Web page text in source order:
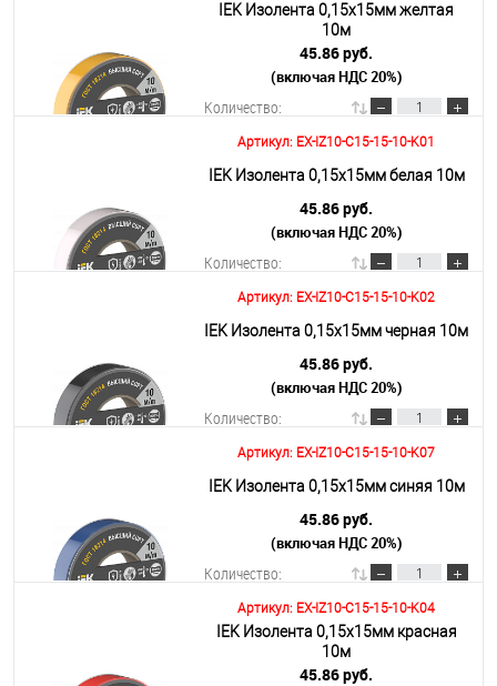
В корзину
Подробнее
IEK Изолента 0,15х15мм желтая
10м
45.86 руб.
(включая НДС 20%)
Количество:
В корзину
Подробнее
Артикул: EX-IZ10-C15-15-10-K01
IEK Изолента 0,15х15мм белая 10м
45.86 руб.
(включая НДС 20%)
Количество:
В корзину
Подробнее
Артикул: EX-IZ10-C15-15-10-K02
IEK Изолента 0,15х15мм черная 10м
45.86 руб.
(включая НДС 20%)
Количество:
В корзину
Подробнее
Артикул: EX-IZ10-C15-15-10-K07
IEK Изолента 0,15х15мм синяя 10м
45.86 руб.
(включая НДС 20%)
Количество:
В корзину
Артикул: EX-IZ10-C15-15-10-K04
IEK Изолента 0,15х15мм красная
10м
45.86 руб.